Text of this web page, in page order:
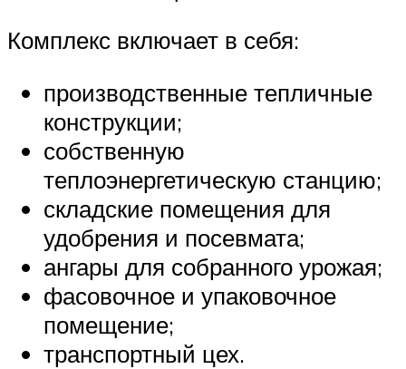
Комплекс включает в себя:
производственные тепличные
конструкции;
собственную
теплоэнергетическую станцию;
складские помещения для
удобрения и посевмата;
ангары для собранного урожая;
фасовочное и упаковочное
помещение;
транспортный цех.